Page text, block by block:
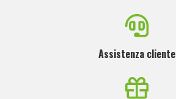
Assistenza cliente